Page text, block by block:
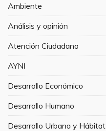
Ambiente
Análisis y opinión
Atención Ciudadana
AYNI
Desarrollo Económico
Desarrollo Humano
Desarrollo Urbano y Hábitat